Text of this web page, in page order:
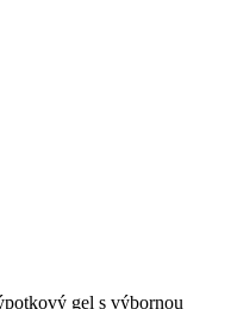
gel s výbornou